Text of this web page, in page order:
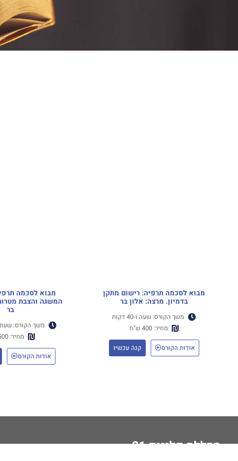
מבוא לסכמה תרפיה: רישום מתקן
בדמיון. מרצה: אלון בר
משך הקורס: שעה ו-40 דקות
מחיר: 400 ש"ח
אודות הקורס קנה עכשיו
מבוא לסכמה
המשגה והצבת
בר
משך הקורס: שעתיים ו-
מחיר: 500 ש"ח
אודות הקורס
מכללת קליניק 21 בית אודות